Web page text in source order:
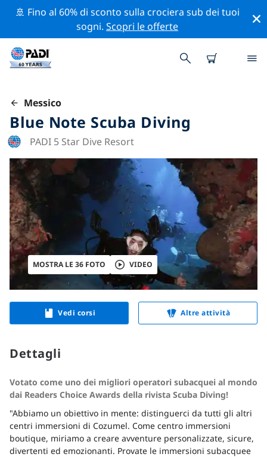
🚢 Fino al 60% di sconto sulla crociera sub dei tuoi
sogni.Scopri le offerte
Messico
Blue Note Scuba Diving
PADI 5 Star Dive Resort
MOSTRA LE 36 FOTO VIDEO
Vedi corsi Altre attività
Dettagli
Votato come uno dei migliori operatori subacquei al mondo
dai Readers Choice Awards della rivista Scuba Diving!
"Abbiamo un obiettivo in mente: distinguerci da tutti gli altri
centri immersioni di Cozumel. Come centro immersioni
boutique, miriamo a creare avventure personalizzate, sicure,
divertenti ed emozionanti. Provate le immersioni subacquee